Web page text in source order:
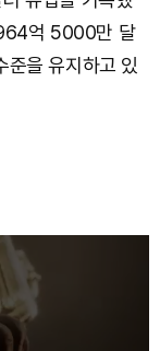
억 5000만 달
을 유지하고 있